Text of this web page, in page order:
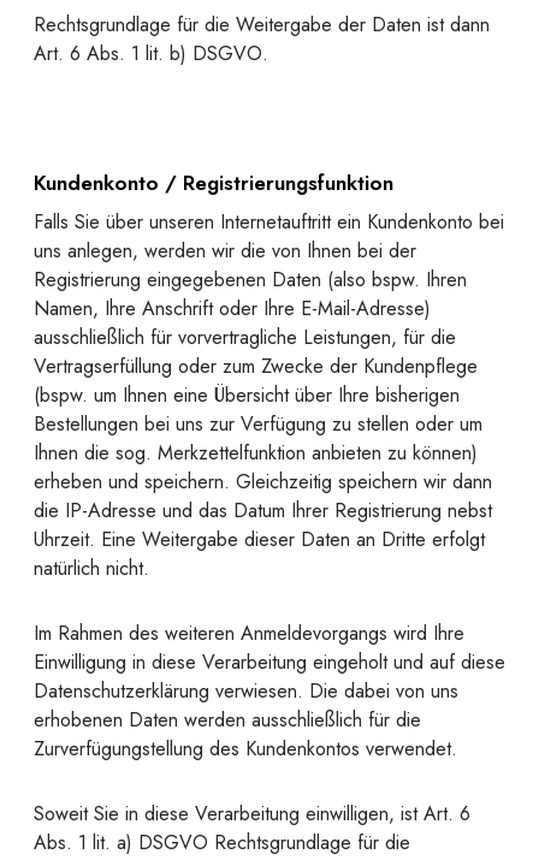
Rechtsgrundlage für die Weitergabe der Daten ist dann
Art. 6 Abs. 1 lit. b) DSGVO.
Kundenkonto / Registrierungsfunktion
Falls Sie über unseren Internetauftritt ein Kundenkonto bei
uns anlegen, werden wir die von Ihnen bei der
Registrierung eingegebenen Daten (also bspw. Ihren
Namen, Ihre Anschrift oder Ihre E-Mail-Adresse)
ausschließlich für vorvertragliche Leistungen, für die
Vertragserfüllung oder zum Zwecke der Kundenpflege
(bspw. um Ihnen eine Übersicht über Ihre bisherigen
Bestellungen bei uns zur Verfügung zu stellen oder um
Ihnen die sog. Merkzettelfunktion anbieten zu können)
erheben und speichern. Gleichzeitig speichern wir dann
die IP-Adresse und das Datum Ihrer Registrierung nebst
Uhrzeit. Eine Weitergabe dieser Daten an Dritte erfolgt
natürlich nicht.
Im Rahmen des weiteren Anmeldevorgangs wird Ihre
Einwilligung in diese Verarbeitung eingeholt und auf diese
Datenschutzerklärung verwiesen. Die dabei von uns
erhobenen Daten werden ausschließlich für die
Zurverfügungstellung des Kundenkontos verwendet.
Soweit Sie in diese Verarbeitung einwilligen, ist Art. 6
Abs. 1 lit. a) DSGVO Rechtsgrundlage für die